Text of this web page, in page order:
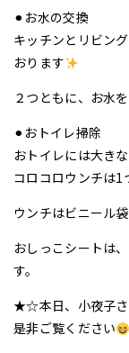
⚫︎お水の交換
キッチンとリビン
おります
２つともに、お水
⚫︎おトイレ掃除
おトイレには大き
コロコロウンチは1
ウンチはビニール
おしっこシートは
す。
★☆本日、小夜子さ
是非ご覧ください